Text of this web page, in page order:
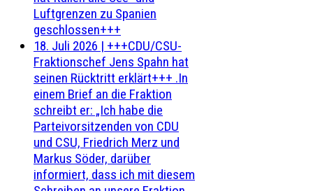
Luftgrenzen zu Spanien
geschlossen+++
18. Juli 2026 | +++CDU/CSU-
Fraktionschef Jens Spahn hat
seinen Rücktritt erklärt+++ .In
einem Brief an die Fraktion
schreibt er: „Ich habe die
Parteivorsitzenden von CDU
und CSU, Friedrich Merz und
Markus Söder, darüber
informiert, dass ich mit diesem